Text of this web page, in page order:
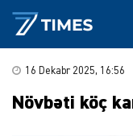
16 Dekabr 2025, 16:56
Növbəti köç